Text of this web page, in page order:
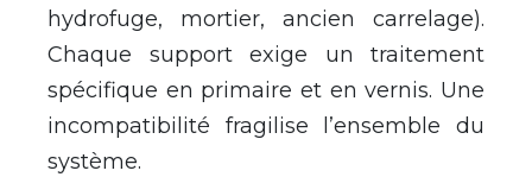
hydrofuge, mortier, ancien carrelage).
Chaque support exige un traitement
spécifique en primaire et en vernis. Une
incompatibilité fragilise l’ensemble du
système.